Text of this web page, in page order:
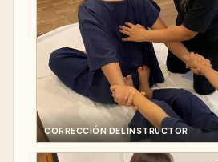
CORRECCIÓN DEL INSTRUCTOR